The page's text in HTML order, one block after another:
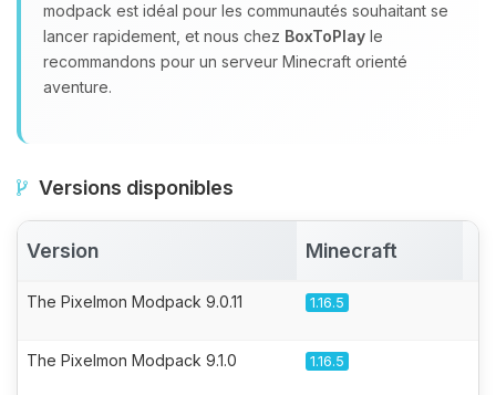
modpack est idéal pour les communautés souhaitant se
lancer rapidement, et nous chez BoxToPlay le
recommandons pour un serveur Minecraft orienté
aventure.
Versions disponibles
Version Minecraft
The Pixelmon Modpack 9.0.11 1.16.5
The Pixelmon Modpack 9.1.0 1.16.5